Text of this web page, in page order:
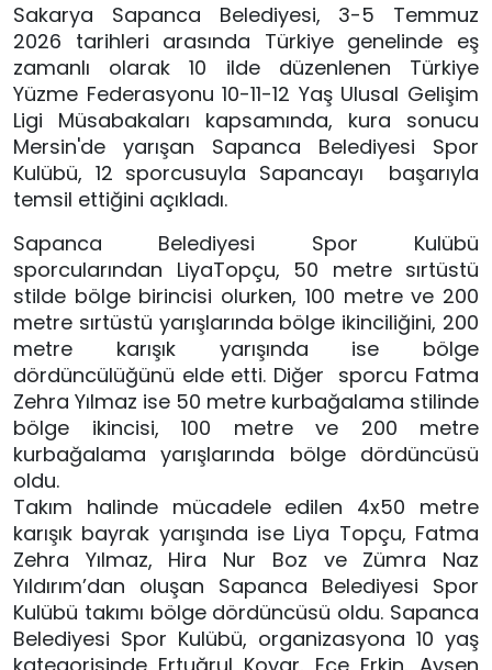
Sakarya Sapanca Belediyesi, 3-5 Temmuz
2026 tarihleri arasında Türkiye genelinde eş
zamanlı olarak 10 ilde düzenlenen Türkiye
Yüzme Federasyonu 10-11-12 Yaş Ulusal Gelişim
Ligi Müsabakaları kapsamında, kura sonucu
Mersin'de yarışan Sapanca Belediyesi Spor
Kulübü, 12 sporcusuyla Sapancayı başarıyla
temsil ettiğini açıkladı.
Sapanca Belediyesi Spor Kulübü
sporcularından LiyaTopçu, 50 metre sırtüstü
stilde bölge birincisi olurken, 100 metre ve 200
metre sırtüstü yarışlarında bölge ikinciliğini, 200
metre karışık yarışında ise bölge
dördüncülüğünü elde etti. Diğer sporcu Fatma
Zehra Yılmaz ise 50 metre kurbağalama stilinde
bölge ikincisi, 100 metre ve 200 metre
kurbağalama yarışlarında bölge dördüncüsü
oldu.
Takım halinde mücadele edilen 4x50 metre
karışık bayrak yarışında ise Liya Topçu, Fatma
Zehra Yılmaz, Hira Nur Boz ve Zümra Naz
Yıldırım’dan oluşan Sapanca Belediyesi Spor
Kulübü takımı bölge dördüncüsü oldu. Sapanca
Belediyesi Spor Kulübü, organizasyona 10 yaş